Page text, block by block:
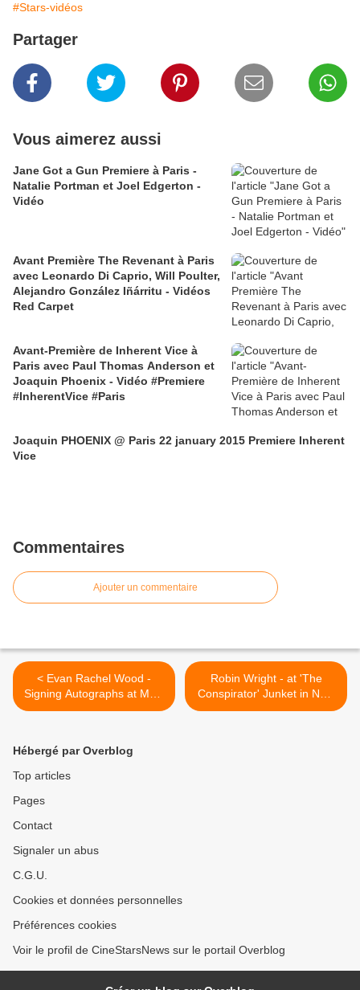
#Stars-vidéos
Partager
Vous aimerez aussi
Jane Got a Gun Premiere à Paris -
Natalie Portman et Joel Edgerton -
Vidéo
Avant Première The Revenant à Paris
avec Leonardo Di Caprio, Will Poulter,
Alejandro González Iñárritu - Vidéos
Red Carpet
Avant-Première de Inherent Vice à
Paris avec Paul Thomas Anderson et
Joaquin Phoenix - Vidéo #Premiere
#InherentVice #Paris
Joaquin PHOENIX @ Paris 22 january 2015 Premiere Inherent
Vice
Commentaires
Ajouter un commentaire
< Evan Rachel Wood -
Signing Autographs at MTV
Studios in NYC
Robin Wright - at 'The
Conspirator' Junket in NYC
>
Hébergé par Overblog
Top articles
Pages
Contact
Signaler un abus
C.G.U.
Cookies et données personnelles
Préférences cookies
Voir le profil de CineStarsNews sur le portail Overblog